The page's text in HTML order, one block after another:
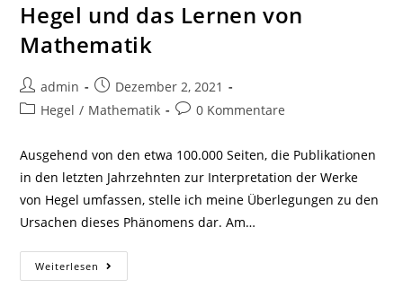
Gewissheit“
Hegel und das Lernen von
Mathematik
Beitrags-
Autor:
admin
Beitrag
veröffentlicht:
Dezember 2, 2021
Beitrags-
Hegel / Mathematik
Beitrags-
0 Kommentare
Ausgehend von den etwa 100.000 Seiten, die Publikationen
in den letzten Jahrzehnten zur Interpretation der Werke
von Hegel umfassen, stelle ich meine Überlegungen zu den
Ursachen dieses Phänomens dar. Am…
Weiterlesen Die
Spekulative